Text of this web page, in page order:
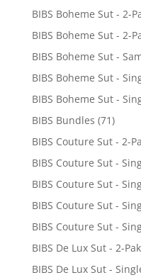
BIBS Boheme Sut - 2-
BIBS Boheme Sut - 2-
BIBS Boheme Sut -
BIBS Boheme Sut -
BIBS Boheme Sut -
BIBS Bundles (71)
BIBS Couture Sut - 2-
BIBS Couture Sut -
BIBS Couture Sut -
BIBS Couture Sut -
BIBS Couture Sut -
BIBS De Lux Sut - 2-
BIBS De Lux Sut -